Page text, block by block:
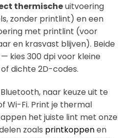
thermischeuitvoering
zonder printlint) en een
met printlint (voor
en krasvast blijven). Beide
kies 300 dpi voor kleine
dichte 2D-codes.
naar keuze uit te
Wi-Fi. Print je thermal
het juiste lint met onze
zoals printkoppenen